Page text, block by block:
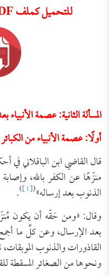
للتحميل كملف PDF اضغط على الأيقونة
المسألة الثانية: عصمة الأنبياء
أولًا: عصمة الأنبياء من
قال القاضي ابن الباقلاني في
منزّهًا عن الكفر بالله،
الذنوب بعد إرساله»(
[1]
)
.
وقال: «ومن حَقّه أن يكون
بعد الإرسال، وعن كلِّ ما
القاذورات والذنوب
ونحوها من الصغائر المسقطة